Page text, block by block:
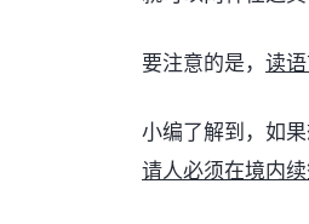
要注意的是， 读
小编了解到，如
请人必须在境内